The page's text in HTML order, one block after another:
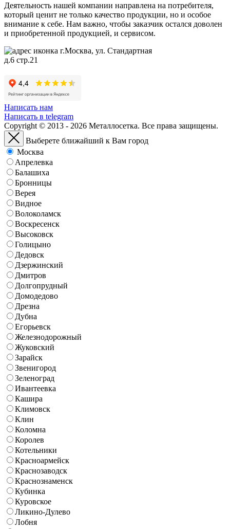
Деятельность нашей компании направлена на потребителя,
который ценит не только качество продукции, но и особое
внимание к себе. Нам важно, чтобы заказчик остался доволен
и приобретенной продукцией, и сервисом.
г.Москва, ул. Стандартная
д.6 стр.21
Написать нам
Написать в telegram
Copyright © 2013 - 2026 Металлосетка. Все права защищены.
Выберете ближайший к Вам город
Москва
Апрелевка
Балашиха
Бронницы
Верея
Видное
Волоколамск
Воскресенск
Высоковск
Голицыно
Дедовск
Дзержинский
Дмитров
Долгопрудный
Домодедово
Дрезна
Дубна
Егорьевск
Железнодорожный
Жуковский
Зарайск
Звенигород
Зеленоград
Ивантеевка
Кашира
Климовск
Клин
Коломна
Королев
Котельники
Красноармейск
Краснозаводск
Краснознаменск
Кубинка
Куровское
Ликино-Дулево
Лобня